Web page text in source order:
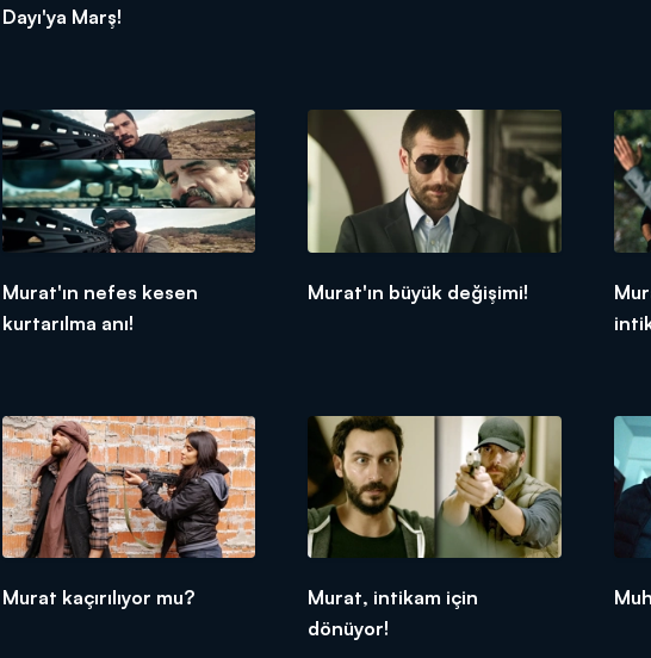
Dayı'ya Marş!
Murat'ın nefes kesen
kurtarılma anı!
Murat'ın büyük değişimi!
Murat kaçırılıyor mu?
Murat, intikam için
dönüyor!